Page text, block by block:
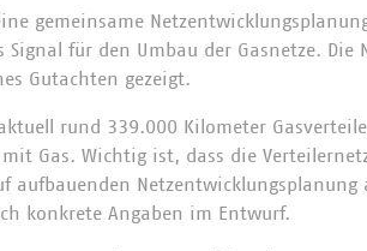
gemeinsame
für den Umbau der Gasnetze.
Gutachten gezeigt.
rund 339.000 Kilometer
Gas. Wichtig ist, dass die
aufbauenden Netzentwicklungsplanung
konkrete Angaben im Entwurf.